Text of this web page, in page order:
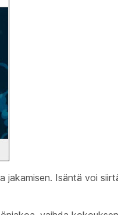
Isäntä voi